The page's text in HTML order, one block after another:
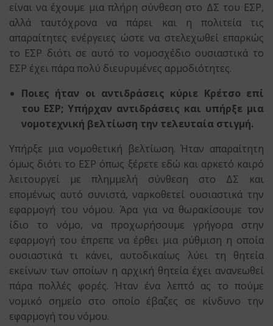
είναι να έχουμε μια πλήρη σύνθεση στο ΔΣ του ΕΣΡ,
αλλά ταυτόχρονα να πάρει και η πολιτεία τις
απαραίτητες ενέργειες ώστε να στελεχωθεί επαρκώς
το ΕΣΡ διότι σε αυτό το νομοσχέδιο ουσιαστικά το
ΕΣΡ έχει πάρα πολύ διευρυμένες αρμοδιότητες.
Ποιες ήταν οι αντιδράσεις κύριε Κρέτσο επί
του ΕΣΡ; Υπήρχαν αντιδράσεις και υπήρξε μια
νομοτεχνική βελτίωση την τελευταία στιγμή.
Υπήρξε μια νομοθετική βελτίωση. Ήταν απαραίτητη
όμως διότι το ΕΣΡ όπως ξέρετε εδώ και αρκετό καιρό
λειτουργεί με πλημμελή σύνθεση στο ΔΣ και
επομένως αυτό συνιστά, ναρκοθετεί ουσιαστικά την
εφαρμογή του νόμου. Άρα για να θωρακίσουμε τον
ίδιο το νόμο, να προχωρήσουμε γρήγορα στην
εφαρμογή του έπρεπε να έρθει μια ρύθμιση η οποία
ουσιαστικά τι κάνει, αυτοδικαίως λύει τη θητεία
εκείνων των οποίων η αρχική θητεία έχει ανανεωθεί
πάρα πολλές φορές. Ήταν ένα λεπτό ας το πούμε
νομικό σημείο στο οποίο έβαζες σε κίνδυνο την
εφαρμογή του νόμου.